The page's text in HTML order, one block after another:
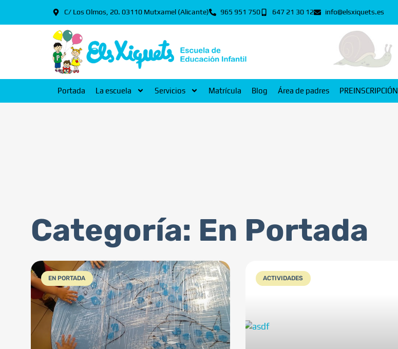
C/ Los Olmos, 20. 03110 Mutxamel (Alicante) 965 951 750 647 21 30 12 info@elsxiquets.es
Portada La escuela Servicios Matrícula Blog Área de padres PREINSCRIPCIÓN
Categoría: En Portada
EN PORTADA ACTIVIDADES